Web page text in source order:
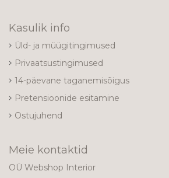
Kasulik info
Üld- ja müügitingimused
Privaatsustingimused
14-päevane taganemisõigus
Pretensioonide esitamine
Ostujuhend
Meie kontaktid
OÜ Webshop Interior